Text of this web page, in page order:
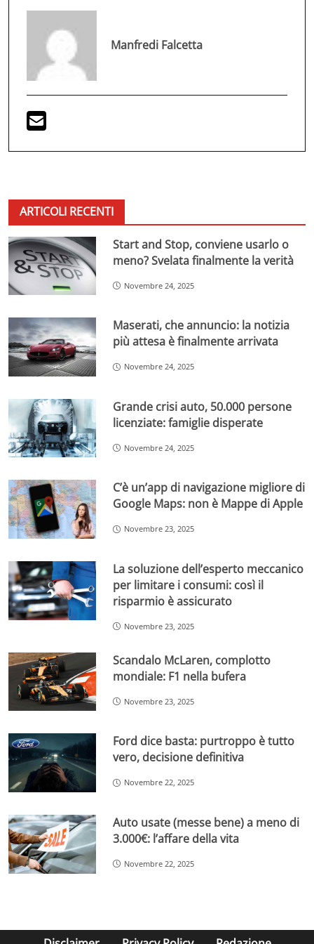
Manfredi Falcetta
ARTICOLI RECENTI
Start and Stop, conviene usarlo o
meno? Svelata finalmente la verità
Novembre 24, 2025
Maserati, che annuncio: la notizia
più attesa è finalmente arrivata
Novembre 24, 2025
Grande crisi auto, 50.000 persone
licenziate: famiglie disperate
Novembre 24, 2025
C’è un’app di navigazione migliore di
Google Maps: non è Mappe di Apple
Novembre 23, 2025
La soluzione dell’esperto meccanico
per limitare i consumi: così il
risparmio è assicurato
Novembre 23, 2025
Scandalo McLaren, complotto
mondiale: F1 nella bufera
Novembre 23, 2025
Ford dice basta: purtroppo è tutto
vero, decisione definitiva
Novembre 22, 2025
Auto usate (messe bene) a meno di
3.000€: l’affare della vita
Novembre 22, 2025